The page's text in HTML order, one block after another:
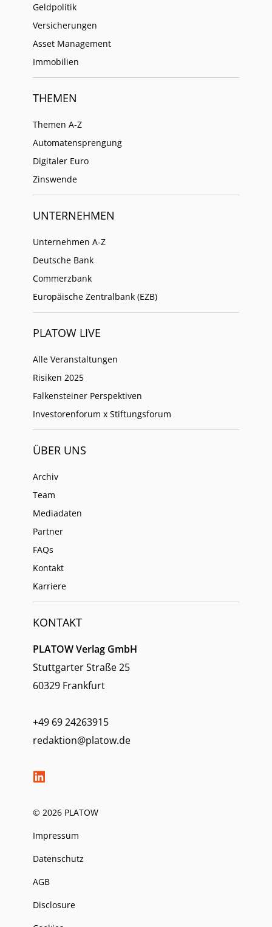
Geldpolitik
Versicherungen
Asset Management
Immobilien
THEMEN
Themen A-Z
Automatensprengung
Digitaler Euro
Zinswende
UNTERNEHMEN
Unternehmen A-Z
Deutsche Bank
Commerzbank
Europäische Zentralbank (EZB)
PLATOW LIVE
Alle Veranstaltungen
Risiken 2025
Falkensteiner Perspektiven
Investorenforum x Stiftungsforum
ÜBER UNS
Archiv
Team
Mediadaten
Partner
FAQs
Kontakt
Karriere
KONTAKT
PLATOW Verlag GmbH
Stuttgarter Straße 25
60329 Frankfurt
+49 69 24263915
redaktion@platow.de
© 2026 PLATOW
Impressum
Datenschutz
AGB
Disclosure